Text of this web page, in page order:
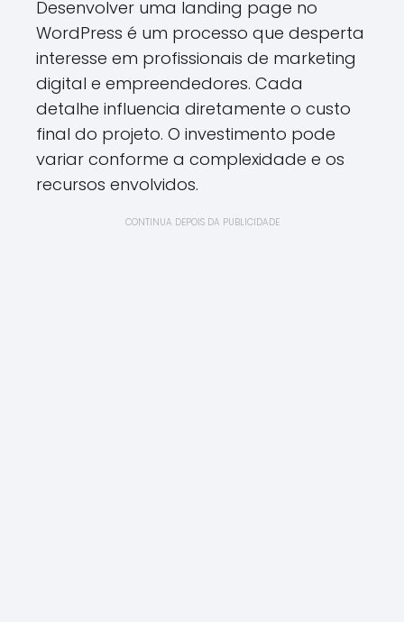
Desenvolver uma landing page no
WordPress é um processo que desperta
interesse em profissionais de marketing
digital e empreendedores. Cada
detalhe influencia diretamente o custo
final do projeto. O investimento pode
variar conforme a complexidade e os
recursos envolvidos.
CONTINUA DEPOIS DA PUBLICIDADE